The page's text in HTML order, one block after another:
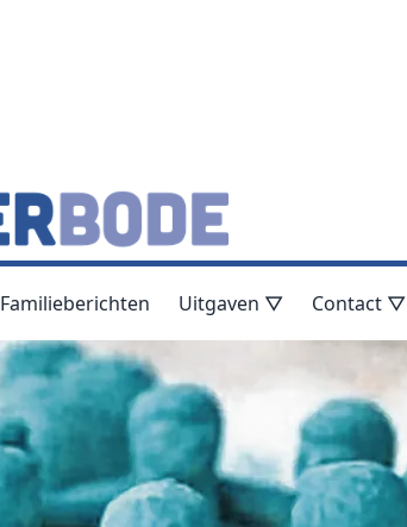
Familieberichten Uitgaven ▽ Contact ▽